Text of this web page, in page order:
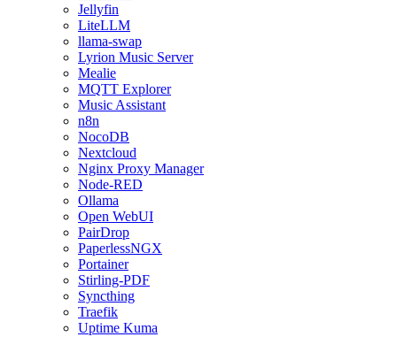
Jellyfin
LiteLLM
llama-swap
Lyrion Music Server
Mealie
MQTT Explorer
Music Assistant
n8n
NocoDB
Nextcloud
Nginx Proxy Manager
Node-RED
Ollama
Open WebUI
PairDrop
PaperlessNGX
Portainer
Stirling-PDF
Syncthing
Traefik
Uptime Kuma